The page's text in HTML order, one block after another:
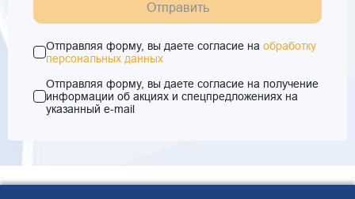
Отправить
Отправляя форму, вы даете согласие на обработку
персональных данных
Отправляя форму, вы даете согласие на получение
информации об акциях и спецпредложениях на
указанный e-mail